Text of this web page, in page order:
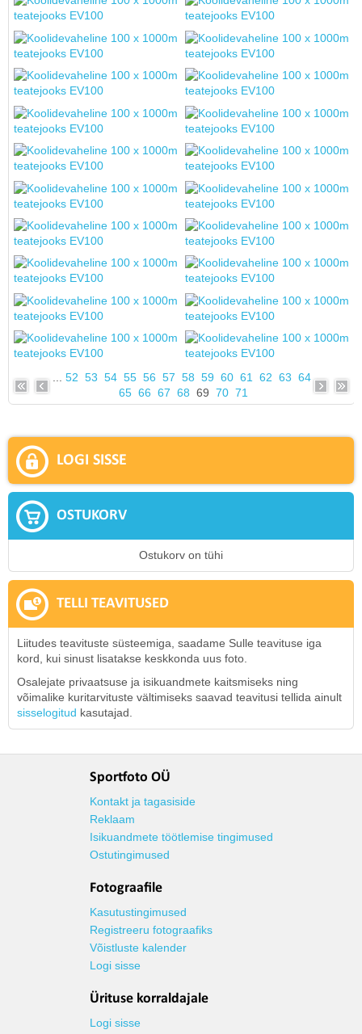
52 53 54 55 56 57 58 59 60 61 62 63 64
65 66 67 68 69 70 71
LOGI SISSE
OSTUKORV
Ostukorv on tühi
TELLI TEAVITUSED
Liitudes teavituste süsteemiga, saadame Sulle teavituse iga
kord, kui sinust lisatakse keskkonda uus foto.
Osalejate privaatsuse ja isikuandmete kaitsmiseks ning
võimalike kuritarvituste vältimiseks saavad teavitusi tellida ainult
sisselogitud kasutajad.
Sportfoto OÜ
Kontakt ja tagasiside
Reklaam
Isikuandmete töötlemise tingimused
Ostutingimused
Fotograafile
Kasutustingimused
Registreeru fotograafiks
Võistluste kalender
Logi sisse
Ürituse korraldajale
Logi sisse